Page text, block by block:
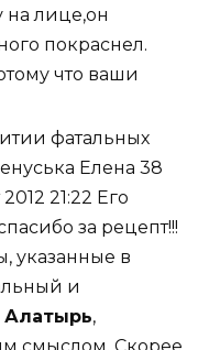
лице,он
покраснел.
что ваши
фатальных
Елена 38
21:22 Его
за рецепт!!!
указанные в
и
,